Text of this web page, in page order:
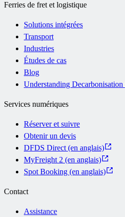
Ferries de fret et logistique
Solutions intégrées
Transport
Industries
Études de cas
Blog
Understanding Decarbonisation
Services numériques
Réserver et suivre
Obtenir un devis
DFDS Direct (en anglais)
MyFreight 2 (en anglais)
Spot Booking (en anglais)
Contact
Assistance